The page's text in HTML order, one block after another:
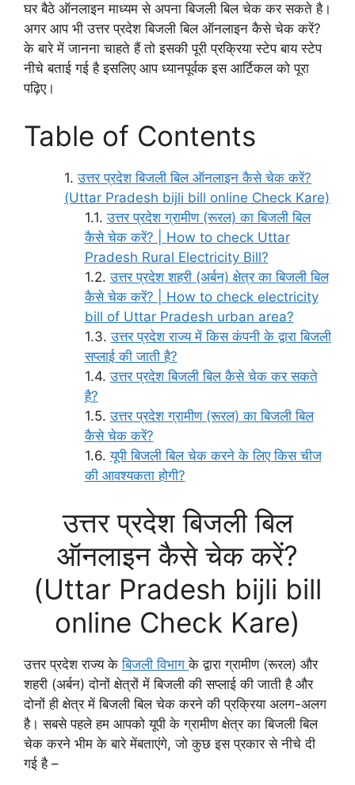
घर बैठे ऑनलाइन माध्यम से अपना बिजली बिल चेक कर सकते है।
अगर आप भी उत्तर प्रदेश बिजली बिल ऑनलाइन कैसे चेक करें?
के बारे में जानना चाहते हैं तो इसकी पूरी प्रक्रिया स्टेप बाय स्टेप
नीचे बताई गई है इसलिए आप ध्यानपूर्वक इस आर्टिकल को पूरा
पढ़िए।
Table of Contents
उत्तर प्रदेश बिजली बिल ऑनलाइन कैसे चेक करें?
(Uttar Pradesh bijli bill online Check Kare)
उत्तर प्रदेश ग्रामीण (रूरल) का बिजली बिल
कैसे चेक करें? | How to check Uttar
Pradesh Rural Electricity Bill?
उत्तर प्रदेश शहरी (अर्बन) क्षेत्र का बिजली बिल
कैसे चेक करें? | How to check electricity
bill of Uttar Pradesh urban area?
उत्तर प्रदेश राज्य में किस कंपनी के द्वारा बिजली
सप्लाई की जाती है?
उत्तर प्रदेश बिजली बिल कैसे चेक कर सकते
है?
उत्तर प्रदेश ग्रामीण (रूरल) का बिजली बिल
कैसे चेक करें?
यूपी बिजली बिल चेक करने के लिए किस चीज
की आवश्यकता होगी?
उत्तर प्रदेश बिजली बिल
ऑनलाइन कैसे चेक करें?
(Uttar Pradesh bijli bill
online Check Kare)
उत्तर प्रदेश राज्य केबिजली विभागके द्वारा ग्रामीण (रूरल) और
शहरी (अर्बन) दोनों क्षेत्रों में बिजली की सप्लाई की जाती है और
दोनों ही क्षेत्र में बिजली बिल चेक करने की प्रक्रिया अलग-अलग
है। सबसे पहले हम आपको यूपी के ग्रामीण क्षेत्र का बिजली बिल
चेक करने भीम के बारे मेंबताएंगे, जो कुछ इस प्रकार से नीचे दी
गई है –